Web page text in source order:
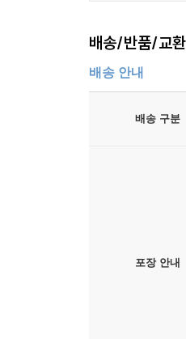
배송/반품/교
배송 안내
배송 구분
포장 안내